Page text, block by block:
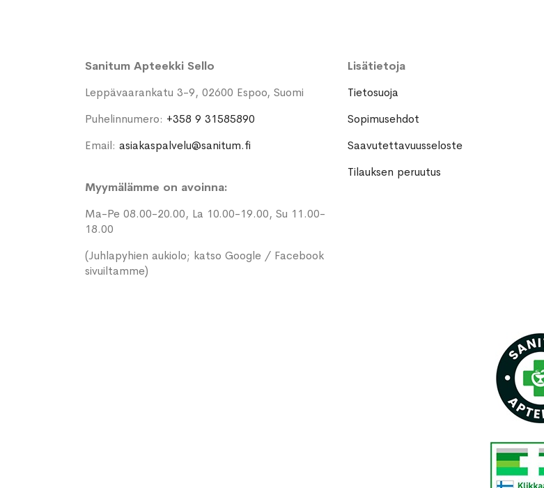
Sanitum Apteekki Sello
Leppävaarankatu 3-9, 02600 Espoo, Suomi
Puhelinnumero: +358 9 31585890
Email: asiakaspalvelu@sanitum.fi
Myymälämme on avoinna:
Ma-Pe 08.00-20.00, La 10.00-19.00, Su 11.00-
18.00
(Juhlapyhien aukiolo; katso Google / Facebook
sivuiltamme)
Lisätietoja
Tietosuoja
Sopimusehdot
Saavutettavuusseloste
Tilauksen peruutus